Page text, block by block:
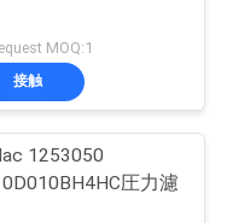
MOQ:1
接触
1253050
圧力濾